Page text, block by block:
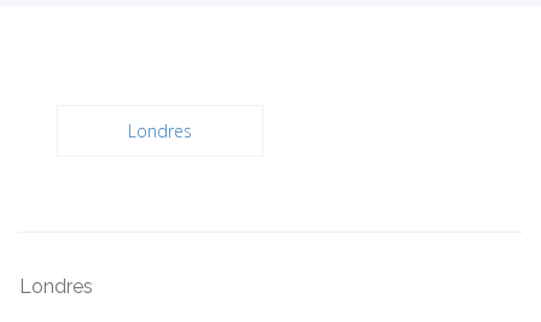
Londres
Londres